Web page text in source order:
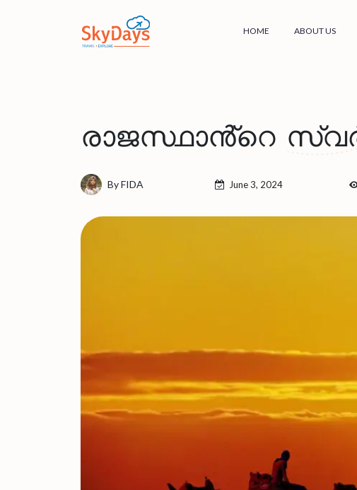
HOME ABOUT US
രാജസ്ഥാൻ്റെ
By FIDA June 3, 2024